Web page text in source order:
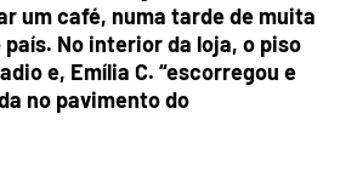
um café, numa tarde de muita
No interior da loja, o piso
e, Emília C. “escorregou e
no pavimento do